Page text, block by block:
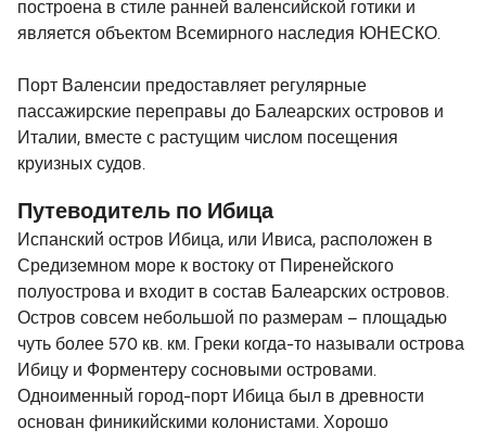
построена в стиле ранней валенсийской готики и
является объектом Всемирного наследия ЮНЕСКО.
Порт Валенсии предоставляет регулярные
пассажирские переправы до Балеарских островов и
Италии, вместе с растущим числом посещения
круизных судов.
Путеводитель по Ибица
Испанский остров Ибица, или Ивиса, расположен в
Средиземном море к востоку от Пиренейского
полуострова и входит в состав Балеарских островов.
Остров совсем небольшой по размерам – площадью
чуть более 570 кв. км. Греки когда-то называли острова
Ибицу и Форментеру сосновыми островами.
Одноименный город-порт Ибица был в древности
основан финикийскими колонистами. Хорошо